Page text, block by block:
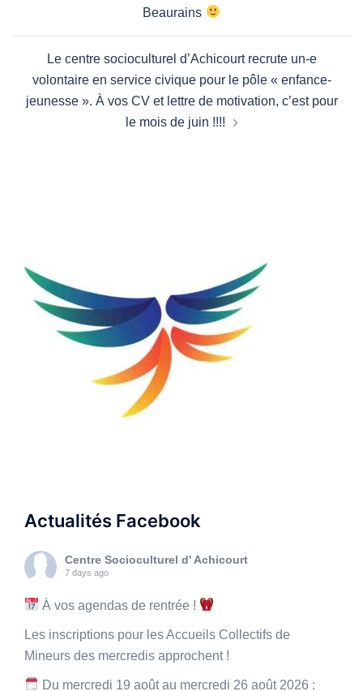
Beaurains
Le centre socioculturel d’Achicourt recrute un-e
volontaire en service civique pour le pôle « enfance-
jeunesse ». À vos CV et lettre de motivation, c’est pour
le mois de juin !!!!
Actualités Facebook
Centre Socioculturel d' Achicourt
7 days ago
À vos agendas de rentrée !
Les inscriptions pour les Accueils Collectifs de
Mineurs des mercredis approchent !
Du mercredi 19 août au mercredi 26 août 2026 :